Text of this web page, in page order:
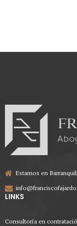
Estamos en
LINKS
Consultoría en